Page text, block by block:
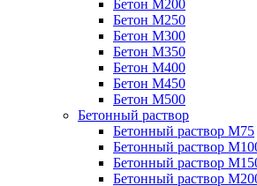
Бетон М200
Бетон М250
Бетон М300
Бетон М350
Бетон М400
Бетон М450
Бетон М500
Бетонный раствор
Бетонный раствор М75
Бетонный раствор
Бетонный раствор
Бетонный раствор